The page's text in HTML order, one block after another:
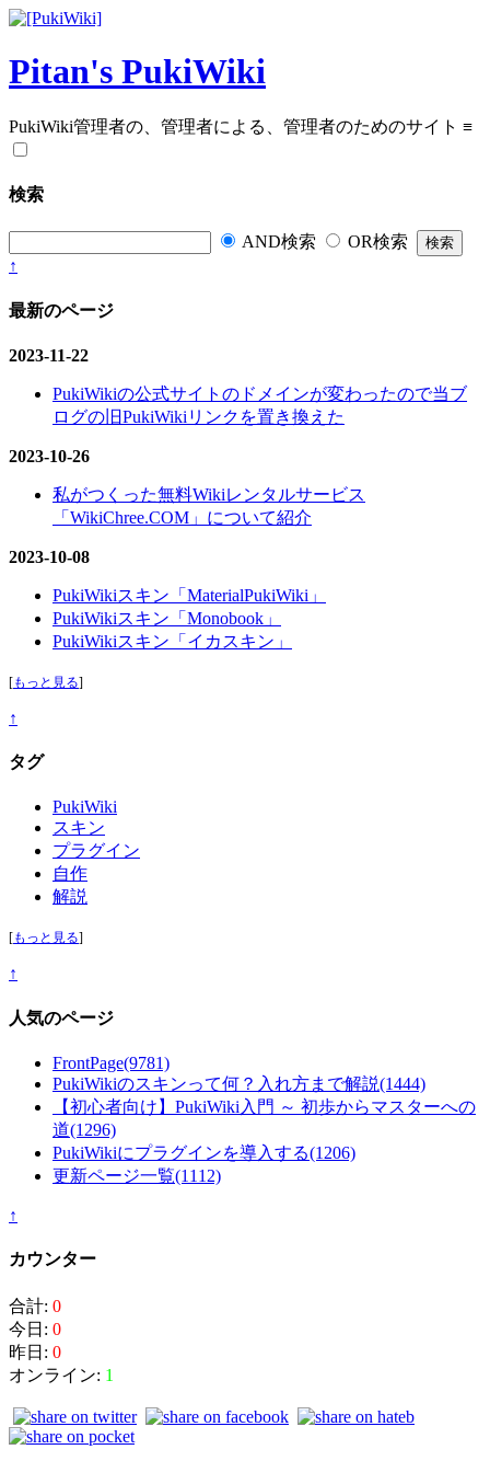
Pitan's PukiWiki
PukiWiki管理者の、管理者による、管理者のためのサイト ≡
検索
AND検索
OR検索
↑
最新のページ
2023-11-22
PukiWikiの公式サイトのドメインが変わったので当ブ
ログの旧PukiWikiリンクを置き換えた
2023-10-26
私がつくった無料Wikiレンタルサービス
「WikiChree.COM」について紹介
2023-10-08
PukiWikiスキン「MaterialPukiWiki」
PukiWikiスキン「Monobook」
PukiWikiスキン「イカスキン」
[もっと見る]
↑
タグ
PukiWiki
スキン
プラグイン
自作
解説
[もっと見る]
↑
人気のページ
FrontPage(9781)
PukiWikiのスキンって何？入れ方まで解説(1444)
【初心者向け】PukiWiki入門 ～ 初歩からマスターへの
道(1296)
PukiWikiにプラグインを導入する(1206)
更新ページ一覧(1112)
↑
カウンター
合計: 0
今日: 0
昨日: 0
オンライン: 1